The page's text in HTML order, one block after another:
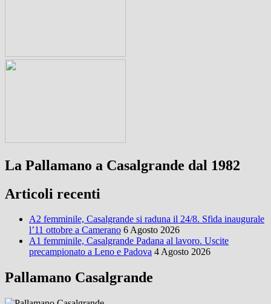
La Pallamano a Casalgrande dal 1982
Articoli recenti
A2 femminile, Casalgrande si raduna il 24/8. Sfida inaugurale
l’11 ottobre a Camerano 6 Agosto 2026
A1 femminile, Casalgrande Padana al lavoro. Uscite
precampionato a Leno e Padova 4 Agosto 2026
Pallamano Casalgrande